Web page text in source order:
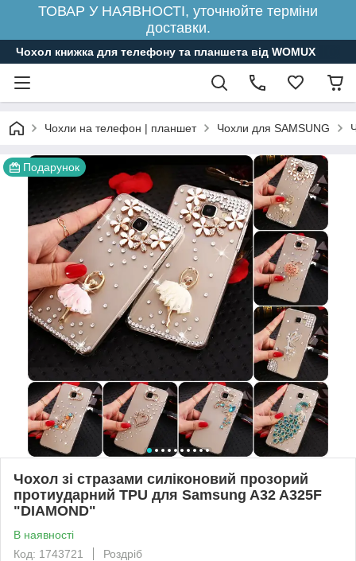
ТОВАР У НАЯВНОСТІ, уточнюйте терміни
доставки.
Чохол книжка для телефону та планшета від WOMUX
Чохли на телефон | планшет Чохли для SAMSUNG
Подарунок
Чохол зі стразами силіконовий прозорий
протиударний TPU для Samsung A32 A325F
"DIAMOND"
В наявності
Код: 1743721
Роздріб